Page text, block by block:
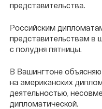
представительства.
Российским
представительствам
с полудня пятницы.
В Вашингтоне
на американских
деятельностью,
дипломатической.